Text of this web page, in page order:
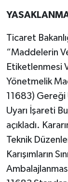
YASAKLANMA
Ticaret
“Maddelerin Ve
Etiketlenmesi
Yönetmelik
11683) Gereği
Uyarı İşareti
açıkladı.
Teknik
Karışımların